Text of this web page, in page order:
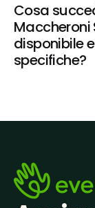
Cosa
Maccheroni
disponibile
specifiche?